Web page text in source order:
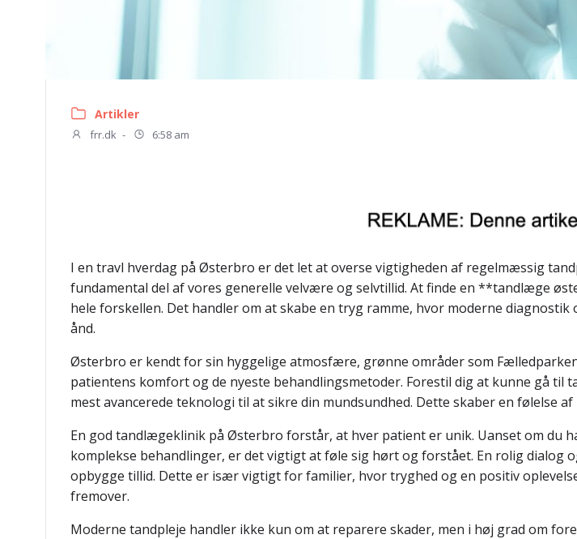
Artikler
frr.dk - 6:58 am
I en travl hverdag på Østerbro er det let at overse vigtigheden af regelmæssig
fundamental del af vores generelle velvære og selvtillid. At finde en **tandlæge
hele forskellen. Det handler om at skabe en tryg ramme, hvor moderne
ånd.
Østerbro er kendt for sin hyggelige atmosfære, grønne områder som
patientens komfort og de nyeste behandlingsmetoder. Forestil dig at kunne gå
mest avancerede teknologi til at sikre din mundsundhed. Dette skaber en følelse
En god tandlægeklinik på Østerbro forstår, at hver patient er unik. Uanset om
komplekse behandlinger, er det vigtigt at føle sig hørt og forstået. En rolig
opbygge tillid. Dette er især vigtigt for familier, hvor tryghed og en positiv
fremover.
Moderne tandpleje handler ikke kun om at reparere skader, men i høj grad om